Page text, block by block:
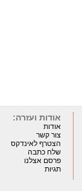
אודות ועזרה:
אודות
צור קשר
הצטרף לאינדקס
שלח כתבה
פרסם אצלנו
תגיות